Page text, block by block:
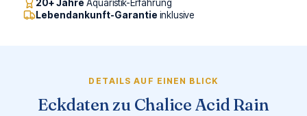
20+ Jahre Aquaristik-Erfahrung
Lebendankunft-Garantie inklusive
DETAILS AUF EINEN BLICK
Eckdaten zu Chalice Acid Rain